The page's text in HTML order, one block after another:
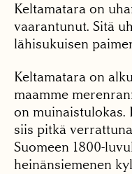
Keltamatara on
vaarantunut. Sitä
lähisukuisen
Keltamatara on
maamme
on muinaistulokas.
siis pitkä
Suomeen 1800-
heinänsiemenen